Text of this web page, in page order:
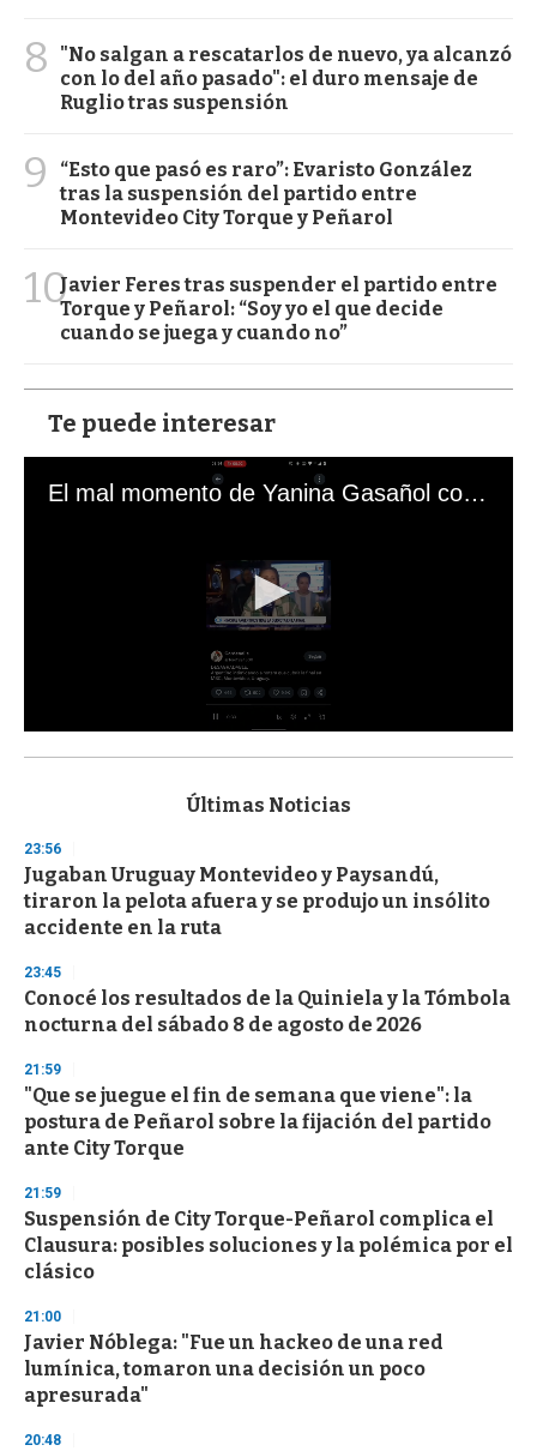
8
"No salgan a rescatarlos de nuevo, ya alcanzó
con lo del año pasado": el duro mensaje de
Ruglio tras suspensión
9
“Esto que pasó es raro”: Evaristo González
tras la suspensión del partido entre
Montevideo City Torque y Peñarol
10Javier Feres tras suspender el partido entre
Torque y Peñarol: “Soy yo el que decide
cuando se juega y cuando no”
Te puede interesar
El mal momento de Yanina Gasañol con un hincha argentino en "Subrayado"
s
d
s
o
f
3
s
e
c
o
d
s
Últimas Noticias
23:56
Jugaban Uruguay Montevideo y Paysandú,
tiraron la pelota afuera y se produjo un insólito
accidente en la ruta
23:45
Conocé los resultados de la Quiniela y la Tómbola
nocturna del sábado 8 de agosto de 2026
21:59
"Que se juegue el fin de semana que viene": la
postura de Peñarol sobre la fijación del partido
ante City Torque
21:59
Suspensión de City Torque-Peñarol complica el
Clausura: posibles soluciones y la polémica por el
clásico
21:00
Javier Nóblega: "Fue un hackeo de una red
lumínica, tomaron una decisión un poco
apresurada"
20:48